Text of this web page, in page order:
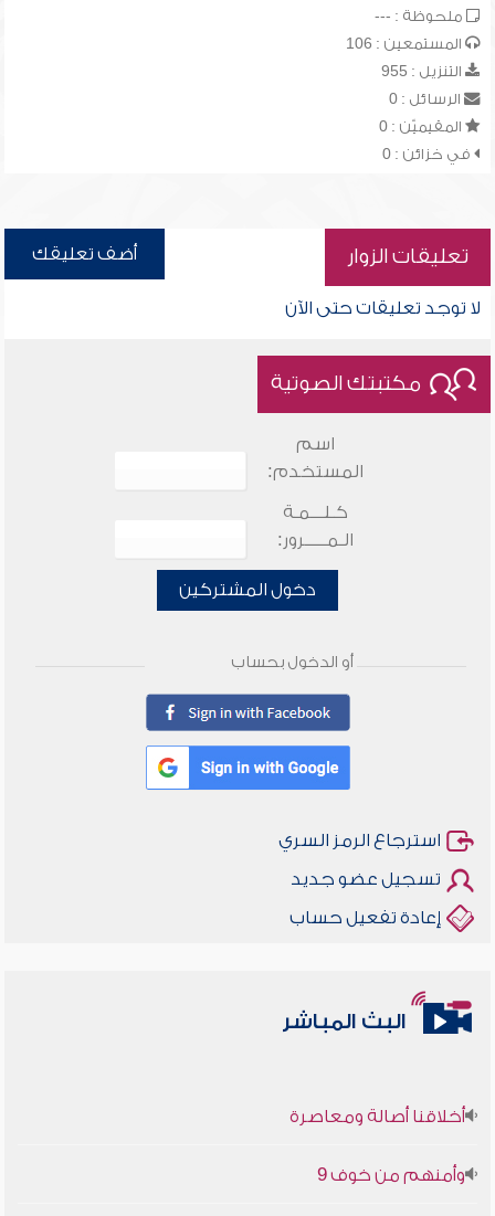
ملحوظة : ---
المستمعين : 106
التنزيل : 955
الرسائل : 0
المقيميّن : 0
في خزائن : 0
تعليقات الزوار أضف تعليقك
لا توجد تعليقات حتى الآن
مكتبتك الصوتية
اسم
المستخدم:
كـلـــمـة
الـمـــــرور:
دخول المشتركين
أو الدخول بحساب
استرجاع الرمز السري
تسجيل عضو جديد
إعادة تفعيل حساب
البث المباشر
أخلاقنا أصالة ومعاصرة
وأمنهم من خوف 9